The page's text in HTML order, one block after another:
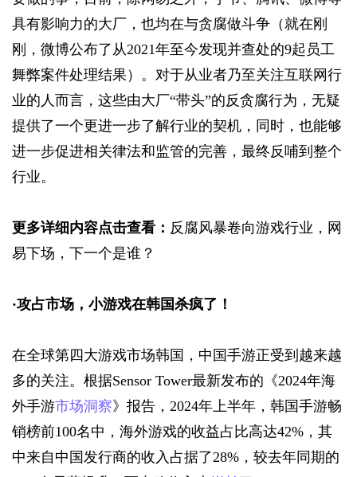
具有影响力的大厂，也均在与贪腐做斗争（就在刚
刚，微博公布了从2021年至今发现并查处的9起员工
舞弊案件处理结果）。对于从业者乃至关注互联网行
业的人而言，这些由大厂“带头”的反贪腐行为，无疑
提供了一个更进一步了解行业的契机，同时，也能够
进一步促进相关律法和监管的完善，最终反哺到整个
行业。
更多详细内容点击查看： 反腐风暴卷向游戏行业，网
易下场，下一个是谁？
·攻占市场，小游戏在韩国杀疯了！
在全球第四大游戏市场韩国，中国手游正受到越来越
多的关注。根据Sensor Tower最新发布的《2024年海
外手游市场洞察》报告，2024年上半年，韩国手游畅
销榜前100名中，海外游戏的收益占比高达42%，其
中来自中国发行商的收入占据了28%，较去年同期的